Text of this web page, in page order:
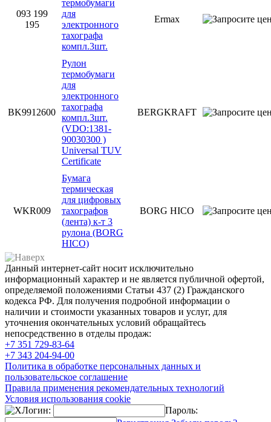
093 199
195
термобумаги
для
электронного
тахографа
компл.3шт.
Ermax
BK9912600
Рулон
термобумаги
для
электронного
тахографа
компл.3шт.
(VDO:1381-
90030300 )
Universal TUV
Certificate
BERGKRAFT
WKR009
Бумага
термическая
для цифровых
тахографов
(лента) к-т 3
рулона (BORG
HICO)
BORG HICO
Данный интернет-сайт носит исключительно
информационный характер и не является публичной офертой,
определяемой положениями Статьи 437 (2) Гражданского
кодекса РФ. Для получения подробной информации о
наличии и стоимости указанных товаров и услуг, для
уточнения окончательных условий обращайтесь
непосредственно в отделы продаж:
+7 351 729-83-64
+7 343 204-94-00
Политика в обработке персональных данных и
пользовательское соглашение
Правила применения рекомендательных технологий
Условия использования cookie
Логин:
Пароль: